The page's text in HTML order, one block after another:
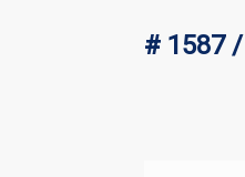
# 1587 /